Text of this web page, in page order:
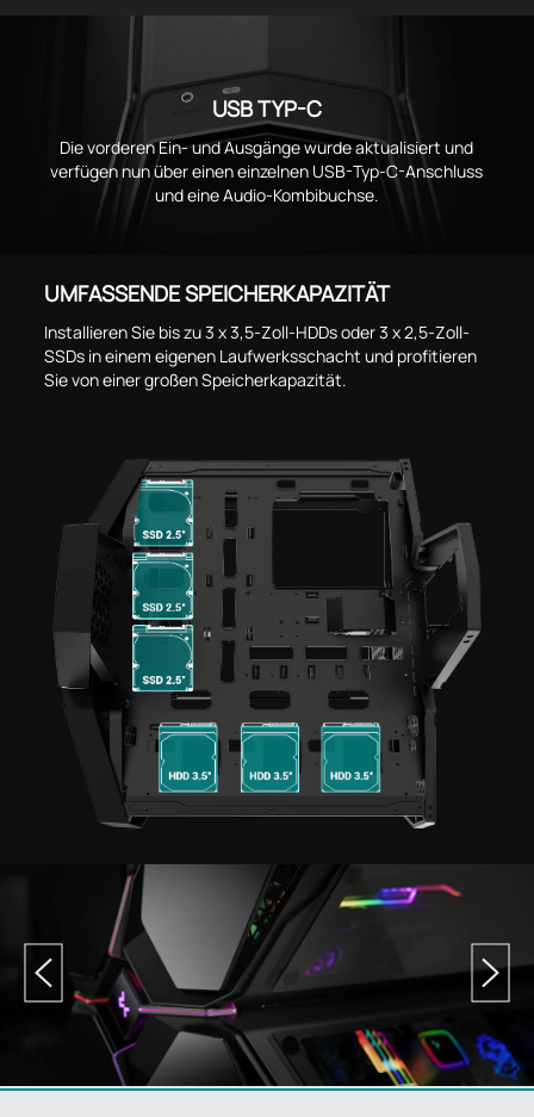
USB TYP-C
Die vorderen Ein- und Ausgänge wurde aktualisiert und
verfügen nun über einen einzelnen USB-Typ-C-Anschluss
und eine Audio-Kombibuchse.
UMFASSENDE SPEICHERKAPAZITÄT
Installieren Sie bis zu 3 x 3,5-Zoll-HDDs oder 3 x 2,5-Zoll-
SSDs in einem eigenen Laufwerksschacht und profitieren
Sie von einer großen Speicherkapazität.